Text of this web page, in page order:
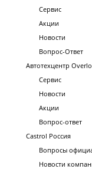
Сервис
Акции
Новости
Вопрос-Ответ
Автотехцентр
Сервис
Новости
Акции
Вопрос-ответ
Castrol Россия
Вопросы
Новости